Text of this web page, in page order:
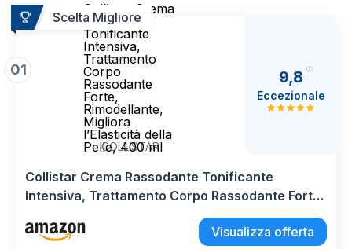
Scelta Migliore
01
Collistar Crema
Rassodante
Tonificante
Intensiva,
Trattamento
Corpo
Rassodante
Forte,
Rimodellante,
Migliora
l’Elasticità della
Pelle, 400 ml
COLLISTAR
9,8
Eccezionale
Collistar Crema Rassodante Tonificante
Intensiva, Trattamento Corpo Rassodante Forte,
Rimodellante, Migliora l’Elasticità della Pelle, 400
ml
Visualizza offerta